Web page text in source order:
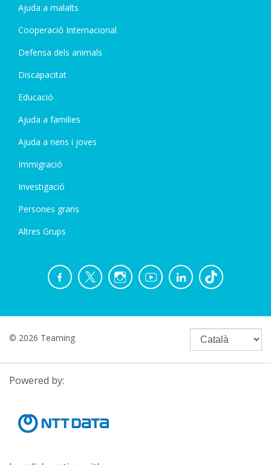
Ajuda a malalts
Cooperació Internacional
Defensa dels animals
Discapacitat
Educació
Ajuda a families
Ajuda a nens i joves
Immigració
Investigació
Persones grans
Altres Grups
© 2026 Teaming
Powered by: